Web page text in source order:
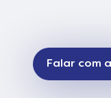
Falar com